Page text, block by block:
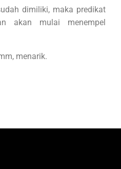
dimiliki, maka predikat
akan mulai menempel
menarik.